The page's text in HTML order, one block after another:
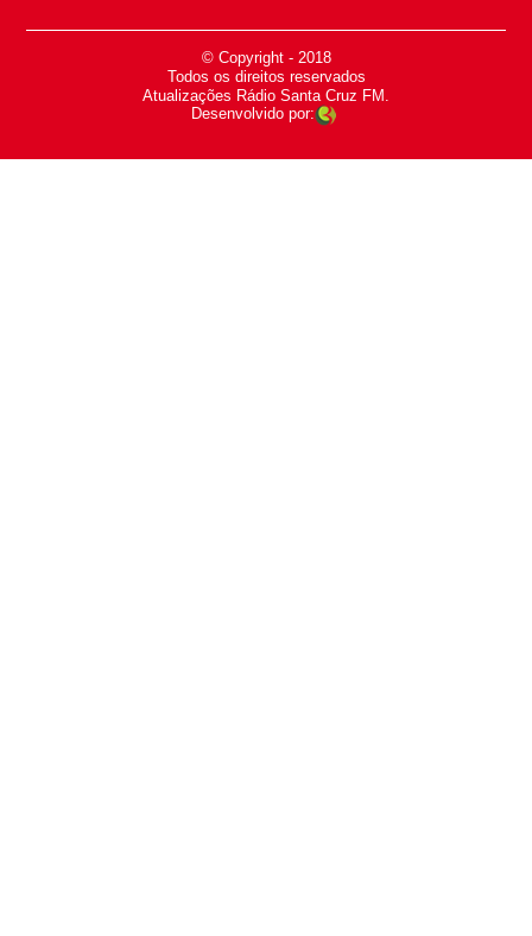
© Copyright - 2018
-
Todos os direitos reservados
-
Atualizações Rádio Santa Cruz FM.
Desenvolvido por: